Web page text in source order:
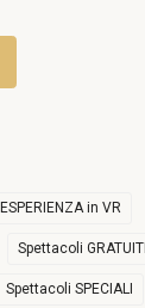
ESPERIENZA in VR
Spettacoli GRATUITI
Spettacoli SPECIALI